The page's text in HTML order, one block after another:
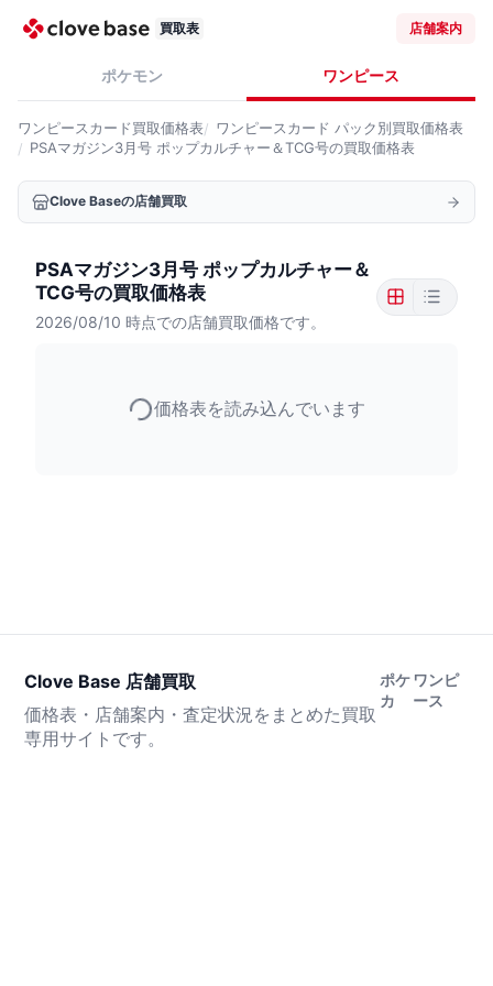
買取表 店舗案内
ポケモン ワンピース
ワンピースカード買取価格表 ワンピースカード パック別買取価格表
PSAマガジン3月号 ポップカルチャー＆TCG号の買取価格表
Clove Baseの店舗買取
PSAマガジン3月号 ポップカルチャー＆
TCG号の買取価格表
2026/08/10 時点での店舗買取価格です。
価格表を読み込んでいます
Clove Base 店舗買取
価格表・店舗案内・査定状況をまとめた買取
専用サイトです。
ポケ
カ
ワンピ
ース